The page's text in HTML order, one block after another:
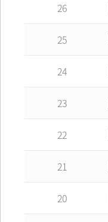
26
25
24
23
22
21
20